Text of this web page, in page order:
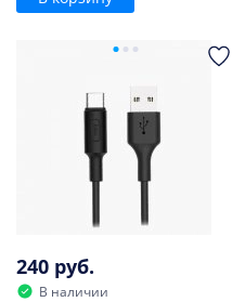
240 руб.
В наличии